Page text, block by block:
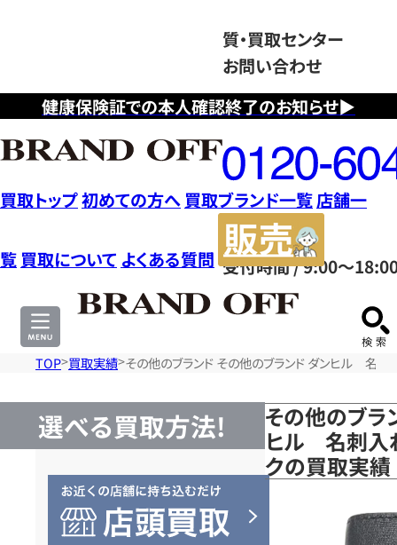
健康保険証での本人確認終了のお知らせ▶
質・買取センター
お問い合わせ
フ
リ
ー
ダ
イ
ヤ
ル
0120604117
受付時間 / 9:00～
買取トップ初めての方へ 買取ブランド一覧店舗一
覧 買取について よくある質問
サ
TOP 買取実績 その他のブランド その他のブランド ダンヒル 名
選べる買取方法!
その他のブラ
ヒル 名刺入
クの買取実績